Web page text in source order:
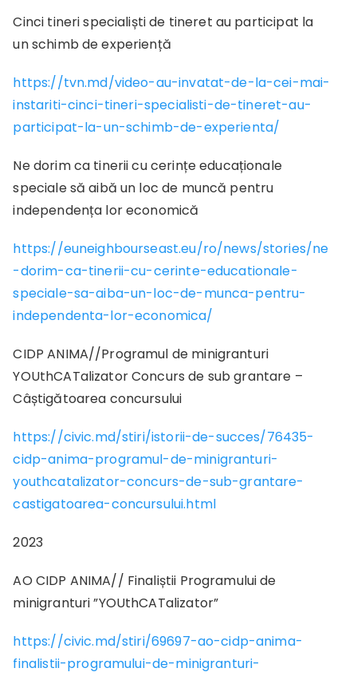
Cinci tineri specialiști de tineret au participat la
un schimb de experiență
https://tvn.md/video-au-invatat-de-la-cei-mai-
instariti-cinci-tineri-specialisti-de-tineret-au-
participat-la-un-schimb-de-experienta/
Ne dorim ca tinerii cu cerințe educaționale
speciale să aibă un loc de muncă pentru
independența lor economică
https://euneighbourseast.eu/ro/news/stories/ne
-dorim-ca-tinerii-cu-cerinte-educationale-
speciale-sa-aiba-un-loc-de-munca-pentru-
independenta-lor-economica/
CIDP ANIMA//Programul de minigranturi
YOUthCATalizator Concurs de sub grantare –
Câștigătoarea concursului
https://civic.md/stiri/istorii-de-succes/76435-
cidp-anima-programul-de-minigranturi-
youthcatalizator-concurs-de-sub-grantare-
castigatoarea-concursului.html
2023
AO CIDP ANIMA// Finaliștii Programului de
minigranturi ”YOUthCATalizator”
https://civic.md/stiri/69697-ao-cidp-anima-
finalistii-programului-de-minigranturi-